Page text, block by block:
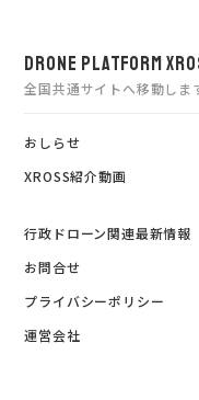
DRONE PLATFORM
全国共通サイトへ移動しま
おしらせ
XROSS紹介動画
行政ドローン関連最新情報
お問合せ
プライバシーポリシー
運営会社